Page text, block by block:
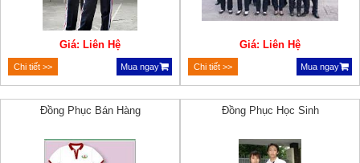
Giá: Liên Hệ
Chi tiết >> Mua ngay
Giá: Liên Hệ
Chi tiết >> Mua ngay
Đồng Phục Bán Hàng Đồng Phục Học Sinh